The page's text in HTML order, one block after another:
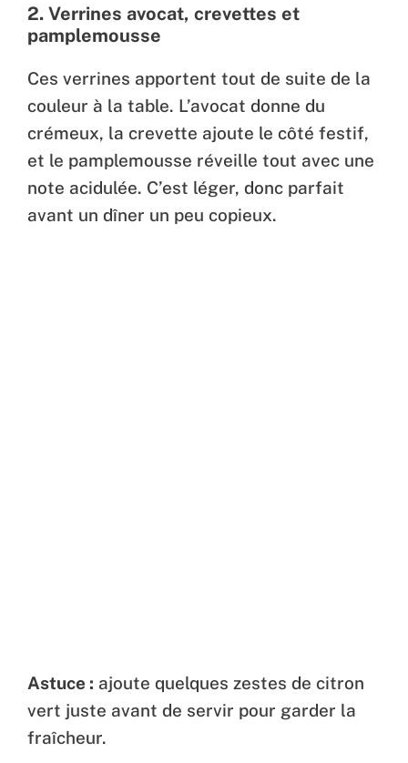
2. Verrines avocat, crevettes et
pamplemousse
Ces verrines apportent tout de suite de la
couleur à la table. L’avocat donne du
crémeux, la crevette ajoute le côté festif,
et le pamplemousse réveille tout avec une
note acidulée. C’est léger, donc parfait
avant un dîner un peu copieux.
Astuce : ajoute quelques zestes de citron
vert juste avant de servir pour garder la
fraîcheur.